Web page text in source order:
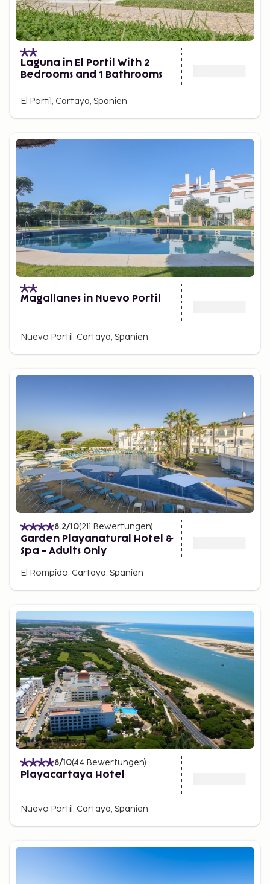
Laguna in El Portil With 2
Bedrooms and 1 Bathrooms
El Portil, Cartaya, Spanien
Magallanes in Nuevo Portil
Nuevo Portil, Cartaya, Spanien
8.2/10(211 Bewertungen)
Garden Playanatural Hotel &
Spa - Adults Only
El Rompido, Cartaya, Spanien
8/10(44 Bewertungen)
Playacartaya Hotel
Nuevo Portil, Cartaya, Spanien